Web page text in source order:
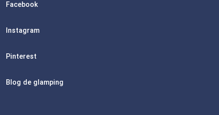
Facebook
Instagram
Pinterest
Blog de glamping